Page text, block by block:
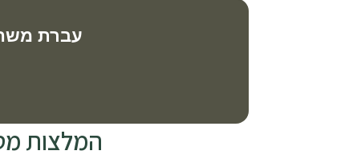
עברת
המלצות